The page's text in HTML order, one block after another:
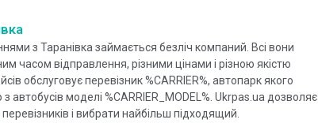
з Таранівка займається безліч компаний. Всі вони
часом відправлення, різними цінами і різною якістю
обслуговує перевізник %CARRIER%, автопарк якого
автобусів моделі %CARRIER_MODEL%. Ukrpas.ua дозволяє
перевізників і вибрати найбільш підходящий.